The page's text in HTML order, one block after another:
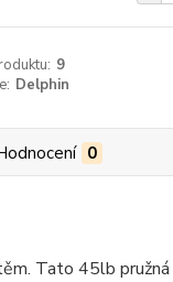
9
Delphin
0
Tato 45lb